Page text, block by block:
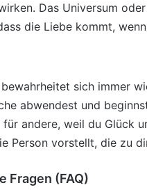
Das Universum
die Liebe kommt,
sich immer
abwendest und
andere, weil du Glück
Person vorstellt, die zu
Fragen (FAQ)